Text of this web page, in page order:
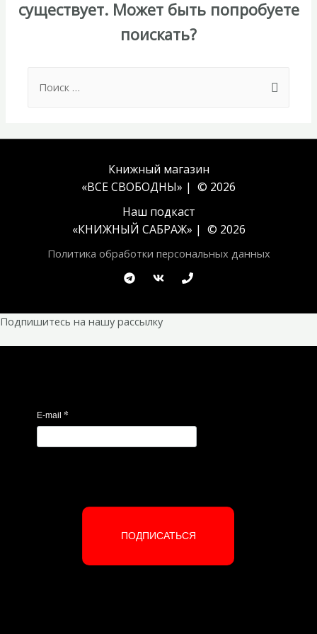
существует. Может быть попробуете
поискать?
for:
Книжный магазин
«ВСЕ СВОБОДНЫ» | © 2026
Наш подкаст
«КНИЖНЫЙ САБРАЖ» | © 2026
Политика обработки персональных данных
Подпишитесь на нашу рассылку
E-mail *
ПОДПИСАТЬСЯ